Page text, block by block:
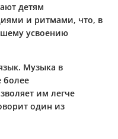
детям
и ритмами, что, в
усвоению
Музыка в
более
им легче
один из